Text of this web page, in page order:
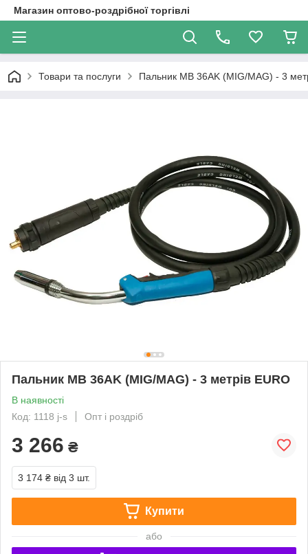
Магазин оптово-роздрібної торгівлі
Товари та послуги Пальник MB 36AK (MIG/MAG) - 3
Пальник MB 36AK (MIG/MAG) - 3 метрів EURO
В наявності
Код: 1118 j-s
Опт і роздріб
3 266 ₴
3 174 ₴ від 3 шт.
Купити
або